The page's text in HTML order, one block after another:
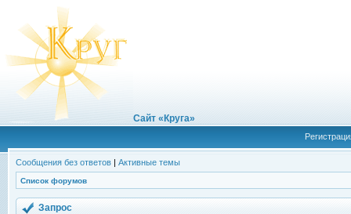
Сайт «Круга»
Сообщения без ответов | Активные темы
Список форумов
Запрос